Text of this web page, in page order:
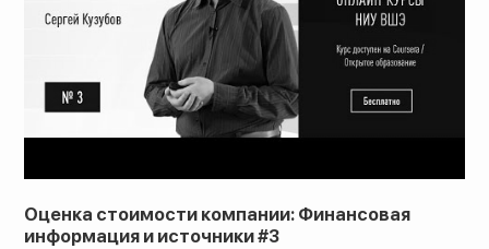
Оценка стоимости компании: Финансовая
информация и источники #3